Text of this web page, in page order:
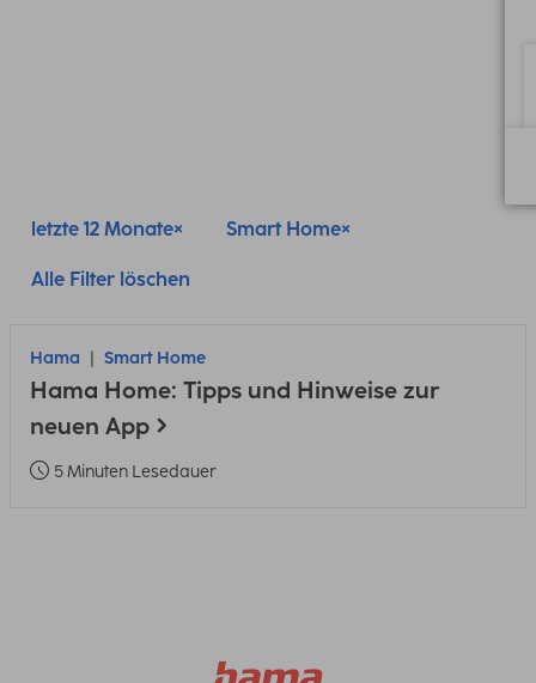
letzte 12 Monate Smart Home
Alle Filter löschen
Hama Smart Home
Hama Home: Tipps und Hinweise zur
neuen App
5 Minuten Lesedauer